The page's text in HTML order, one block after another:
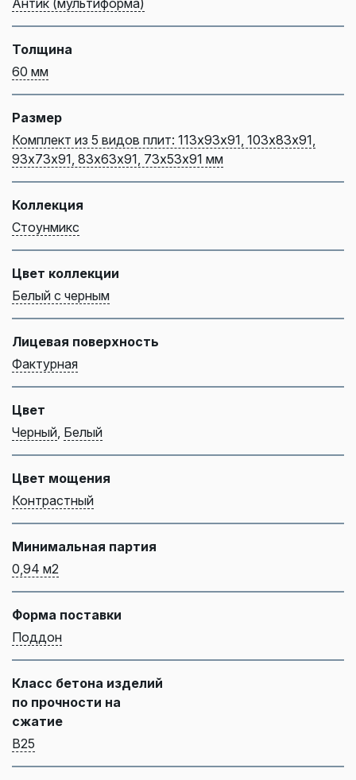
Толщина
60 мм
Размер
Комплект из 5 видов плит: 113х93х91, 103х83х91,
93х73х91, 83х63х91, 73х53х91 мм
Коллекция
Стоунмикс
Цвет коллекции
Белый с черным
Лицевая поверхность
Фактурная
Цвет
Черный Белый
Цвет мощения
Контрастный
Минимальная партия
0,94 м2
Форма поставки
Поддон
Класс бетона изделий
по прочности на
сжатие
B25